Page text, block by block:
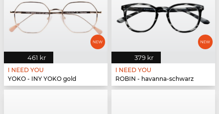
461 kr
I NEED YOU
YOKO - INY YOKO gold
379 kr
I NEED YOU
ROBIN - havanna-schwarz